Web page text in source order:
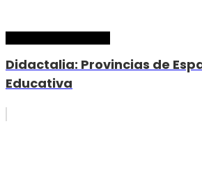
Didactalia: Provincias de
Educativa